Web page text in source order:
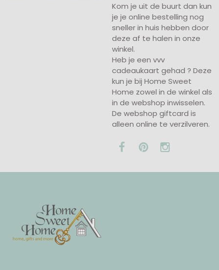
Kom je uit de buurt dan kun
je je online bestelling nog
sneller in huis hebben door
deze af te halen in onze
winkel.
Heb je een vvv
cadeaukaart gehad ? Deze
kun je bij Home Sweet
Home zowel in de winkel als
in de webshop inwisselen.
De webshop giftcard is
alleen online te verzilveren.